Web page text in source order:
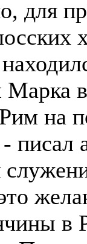
для
Марка
на
в